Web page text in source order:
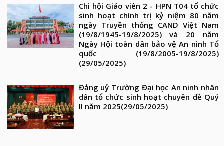
Chi hội Giáo viên 2 - HPN T04 tổ chức
sinh hoạt chính trị kỷ niệm 80 năm
ngày Truyền thống CAND Việt Nam
(19/8/1945-19/8/2025) và 20 năm
Ngày Hội toàn dân bảo vệ An ninh Tổ
quốc (19/8/2005-19/8/2025)
(29/05/2025)
Đảng uỷ Trường Đại học An ninh nhân
dân tổ chức sinh hoạt chuyên đề Quý
II năm 2025(29/05/2025)